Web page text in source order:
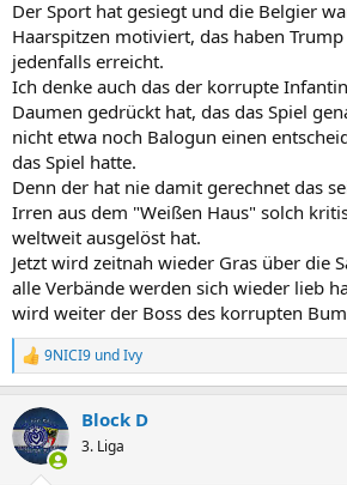
Der Sport hat gesiegt und die Belgier
Haarspitzen motiviert, das haben
jedenfalls erreicht.
Ich denke auch das der korrupte
Daumen gedrückt hat, das das Spiel
nicht etwa noch Balogun einen
das Spiel hatte.
Denn der hat nie damit gerechnet das
Irren aus dem "Weißen Haus" solch
weltweit ausgelöst hat.
Jetzt wird zeitnah wieder Gras über die
alle Verbände werden sich wieder lieb
wird weiter der Boss des korrupten
R
e
k
t
i
9NICI9 undIvy
Block D
3. Liga